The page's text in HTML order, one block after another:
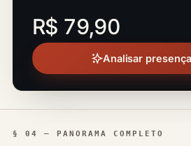
R$ 79,90
Analisar
§ 04 — PANORAMA COMPLETO